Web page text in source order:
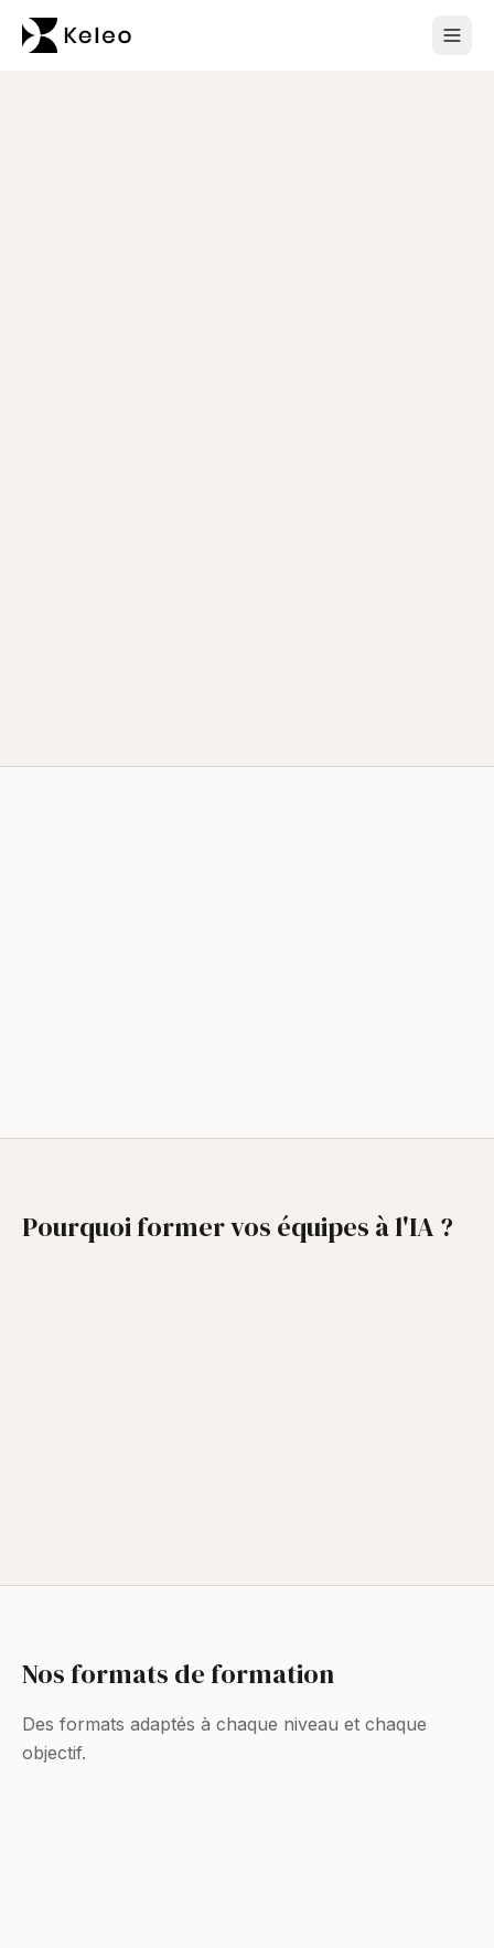
Pourquoi former vos équipes à l'IA ?
Nos formats de formation
Des formats adaptés à chaque niveau et chaque
objectif.